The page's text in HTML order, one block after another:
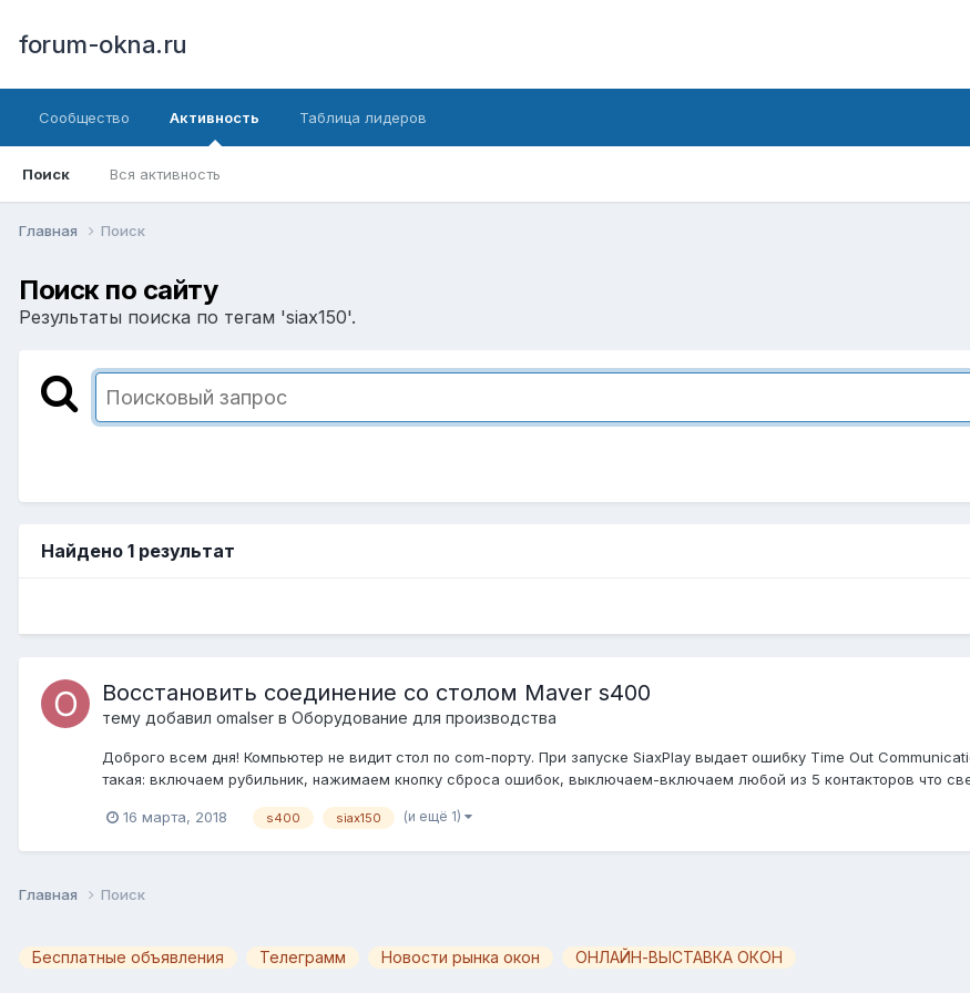
forum-okna.ru
Сообщество Активность
Поиск Вся активность
Таблица лидеров
Главная Поиск
Поиск по сайту
Результаты поиска по тегам 'siax150'.
Найдено 1 результат
Восстановить соединение со столом Maver s400
тему добавил omalser в Оборудование для производства
Доброго всем дня! Компьютер не видит стол по com-порту. При запуске SiaxPlay выдает ошибку Time Out
такая: включаем рубильник, нажимаем кнопку сброса ошибок, выключаем-включаем любой из 5 контакторов что
16 марта, 2018 s400 siax150 (и ещё 1)
Главная Поиск
Бесплатные объявления Телеграмм Новости рынка окон ОНЛАЙН-ВЫСТАВКА ОКОН